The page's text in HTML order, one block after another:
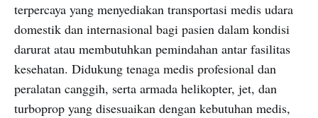
terpercaya yang menyediakan transportasi medis udara
domestik dan internasional bagi pasien dalam kondisi
darurat atau membutuhkan pemindahan antar fasilitas
kesehatan. Didukung tenaga medis profesional dan
peralatan canggih, serta armada helikopter, jet, dan
turboprop yang disesuaikan dengan kebutuhan medis,